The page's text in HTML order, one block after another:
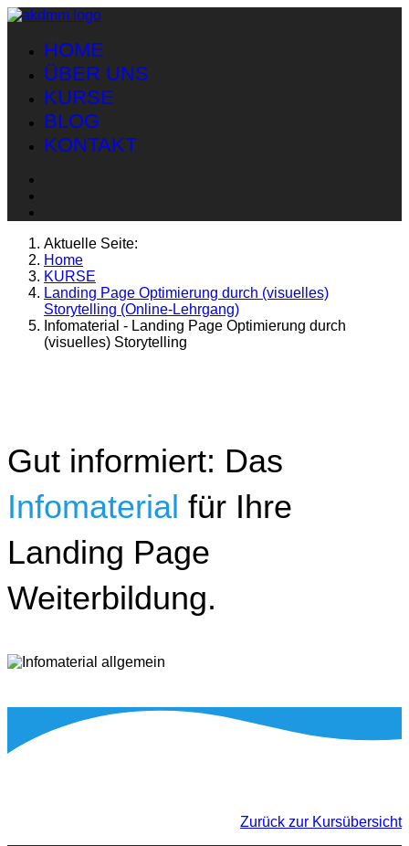
HOME
ÜBER UNS
KURSE
BLOG
KONTAKT
Aktuelle Seite:
Home
KURSE
Landing Page Optimierung durch (visuelles)
Storytelling (Online-Lehrgang)
Infomaterial - Landing Page Optimierung durch
(visuelles) Storytelling
Gut informiert: Das
Infomaterial für Ihre
Landing Page
Weiterbildung.
Zurück zur Kursübersicht